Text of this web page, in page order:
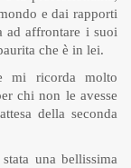
e dai rapporti
ad affrontare i suoi
che è in lei.
mi ricorda molto
chi non le avesse
della seconda
una bellissima